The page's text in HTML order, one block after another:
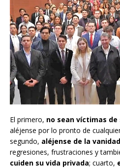
El primero, no sean víctimas
aléjense por lo pronto de
segundo, aléjense de la vanidad
regresiones, frustraciones y
cuiden su vida privada; cuarto,